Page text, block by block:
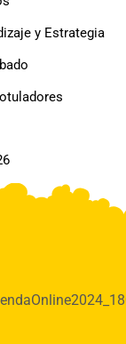
y Estrategia